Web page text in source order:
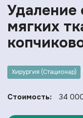
Удаление
мягких
Хирургия (Стационар)
Стоимость: 34